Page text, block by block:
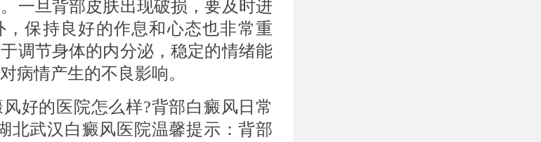
一旦背部皮肤出现破损，要及时进
，保持良好的作息和心态也非常重
调节身体的内分泌，稳定的情绪能
病情产生的不良影响。
的医院怎么样?背部白癜风日常
北武汉白癜风医院温馨提示：背部